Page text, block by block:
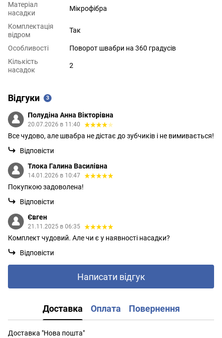
Матеріал
насадки
Мікрофібра
Комплектація
відром
Так
Особливості
Поворот швабри на 360 градусів
Кількість
насадок
2
Відгуки 3
Полудіна Анна Вікторівна
20.07.2026 в 11:40
Все чудово, але швабра не дістає до зубчиків і не вимивається!
Відповісти
Тлока Галина Василівна
14.01.2026 в 10:47
Покупкою задоволена!
Відповісти
Євген
21.11.2025 в 06:35
Комплект чудовий. Але чи є у наявності насадки?
Відповісти
Написати відгук
Доставка Оплата Повернення
Доставка "Нова пошта"